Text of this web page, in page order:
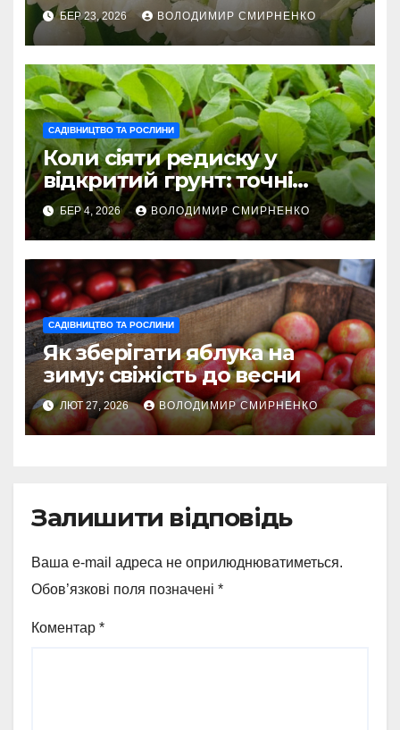
БЕР 23, 2026 ВОЛОДИМИР СМИРНЕНКО
САДІВНИЦТВО ТА РОСЛИНИ
Коли сіяти редиску у
відкритий грунт: точні
терміни 2026
БЕР 4, 2026 ВОЛОДИМИР СМИРНЕНКО
САДІВНИЦТВО ТА РОСЛИНИ
Як зберігати яблука на
зиму: свіжість до весни
ЛЮТ 27, 2026 ВОЛОДИМИР СМИРНЕНКО
Залишити відповідь
Ваша e-mail адреса не оприлюднюватиметься.
Обов’язкові поля позначені *
Коментар *